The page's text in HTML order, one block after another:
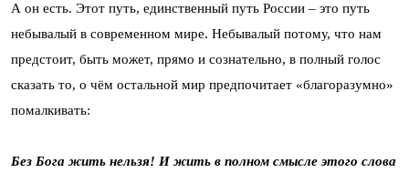
А он есть. Этот путь, единственный путь России – это путь
небывалый в современном мире. Небывалый потому, что нам
предстоит, быть может, прямо и сознательно, в полный голос
сказать то, о чём остальной мир предпочитает «благоразумно»
помалкивать:
Без Бога жить нельзя! И жить в полном смысле этого слова